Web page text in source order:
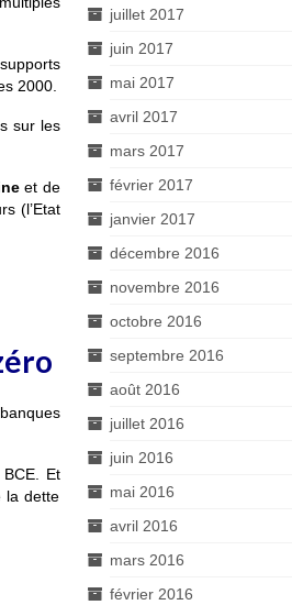
2000.
sur les
et de
(l’Etat
Et
la dette
juillet 2017
juin 2017
mai 2017
avril 2017
mars 2017
février 2017
janvier 2017
décembre 2016
novembre 2016
octobre 2016
septembre 2016
août 2016
juillet 2016
juin 2016
mai 2016
avril 2016
mars 2016
février 2016